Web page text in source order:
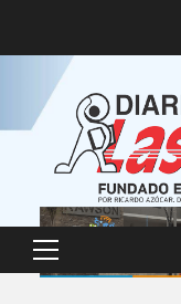
Primary
Menu